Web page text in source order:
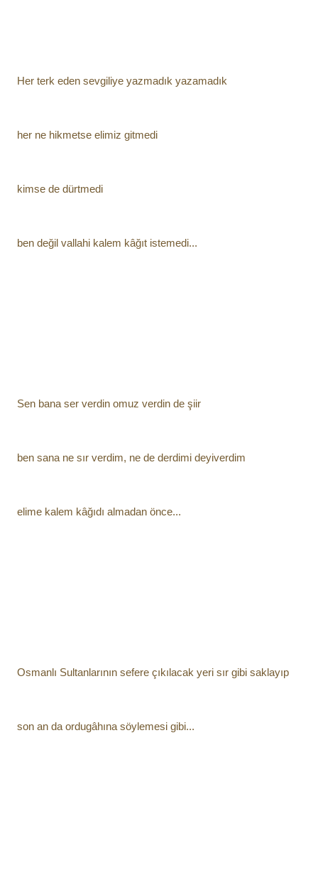
Her terk eden sevgiliye yazmadık yazamadık
her ne hikmetse elimiz gitmedi
kimse de dürtmedi
ben değil vallahi kalem kâğıt istemedi...
Sen bana ser verdin omuz verdin de şiir
ben sana ne sır verdim, ne de derdimi deyiverdim
elime kalem kâğıdı almadan önce...
Osmanlı Sultanlarının sefere çıkılacak yeri sır gibi saklayıp
son an da ordugâhına söylemesi gibi...